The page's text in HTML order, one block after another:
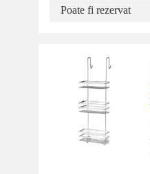
Poate fi rezervat